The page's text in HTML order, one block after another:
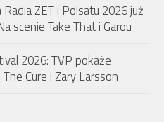
ZET i Polsatu 2026 już
scenie Take That i Garou
2026: TVP pokaże
Cure i Zary Larsson